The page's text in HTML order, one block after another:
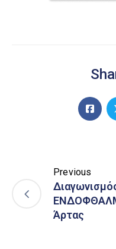
Previous
Άρτας